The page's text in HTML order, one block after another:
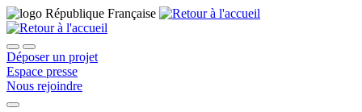
Déposer un projet
Espace presse
Nous rejoindre